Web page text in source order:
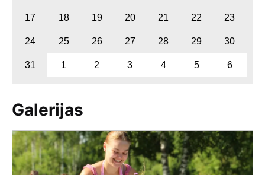
17 18 19 20 21 22 23
24 25 26 27 28 29 30
31 1 2 3 4 5 6
Galerijas